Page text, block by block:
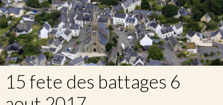
15 fete des battages 6